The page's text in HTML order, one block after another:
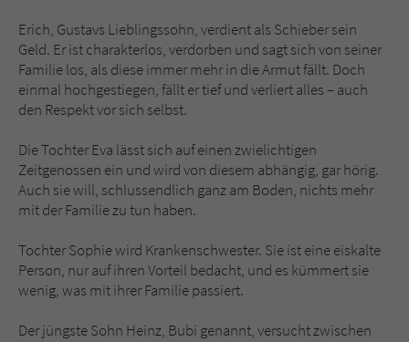
Erich, Gustavs Lieblingssohn, verdient als Schieber sein
Geld. Er ist charakterlos, verdorben und sagt sich von seiner
Familie los, als diese immer mehr in die Armut fällt. Doch
einmal hochgestiegen, fällt er tief und verliert alles – auch
den Respekt vor sich selbst.
Die Tochter Eva lässt sich auf einen zwielichtigen
Zeitgenossen ein und wird von diesem abhängig, gar hörig.
Auch sie will, schlussendlich ganz am Boden, nichts mehr
mit der Familie zu tun haben.
Tochter Sophie wird Krankenschwester. Sie ist eine eiskalte
Person, nur auf ihren Vorteil bedacht, und es kümmert sie
wenig, was mit ihrer Familie passiert.
Der jüngste Sohn Heinz, Bubi genannt, versucht zwischen